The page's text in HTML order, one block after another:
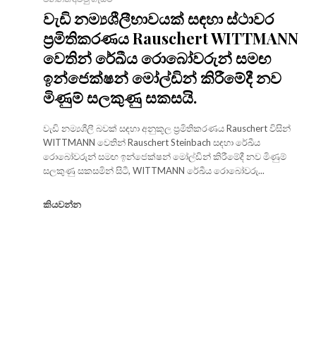
වැඩි නම්‍යශීලීභාවයක් සඳහා ස්ථාවර
ප්‍රමිතිකරණය Rauschert WITTMANN
වෙතින් රේඛීය රොබෝවරුන් සමඟ
ඉන්ජෙක්ෂන් මෝල්ඩින් කිරීමේදී නව
මිණුම් සලකුණු සකසයි.
වැඩි නම්‍යශීලී බවක් සඳහා අනුකූල ප්‍රමිතිකරණය Rauschert විසින්
WITTMANN වෙතින් Rauschert Steinbach සඳහා රේඛීය
රොබෝවරුන් සමඟ ඉන්ජෙක්ෂන් මෝල්ඩින් කිරීමේදී නව මිණුම්
සලකුණු සකසමින් සිටී, WITTMANN රේඛීය රොබෝවරු...
කියවන්න